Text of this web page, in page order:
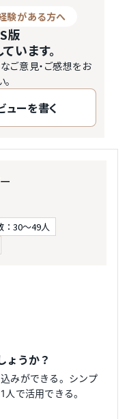
験がある方へ
版
います。
ご意見・ご感想をお
ューを書く
：30～49人
ょうか？
みができる。シンプ
で活用できる。